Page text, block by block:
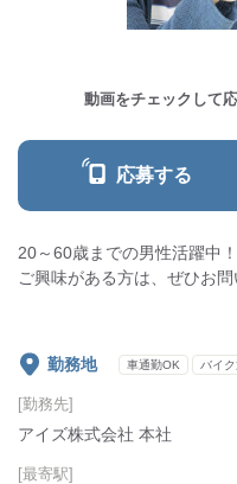
動画をチェックして
応募する
20～60歳までの男性活躍中
ご興味がある方は、ぜひお問
勤務地 車通勤OK バイ
[勤務先]
アイズ株式会社 本社
[最寄駅]